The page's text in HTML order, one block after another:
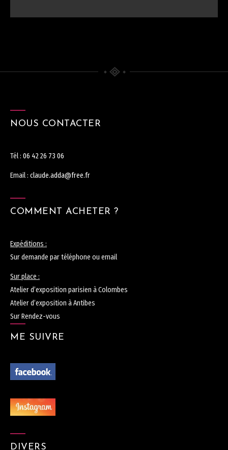
NOUS CONTACTER
Tél : 06 42 26 73 06
Email : claude.adda@free.fr
COMMENT ACHETER ?
Expéditions :
Sur demande par téléphone ou email
Sur place :
Atelier d’exposition parisien à Colombes
Atelier d’exposition à Antibes
Sur Rendez-vous
ME SUIVRE
DIVERS